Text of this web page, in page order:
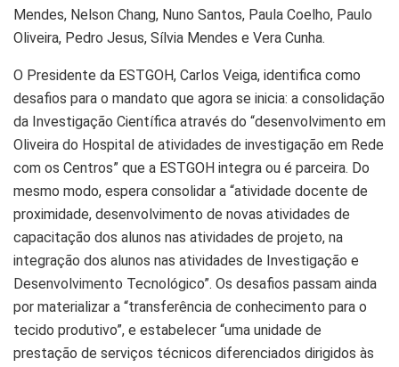
Mendes, Nelson Chang, Nuno Santos, Paula Coelho, Paulo
Oliveira, Pedro Jesus, Sílvia Mendes e Vera Cunha.
O Presidente da ESTGOH, Carlos Veiga, identifica como
desafios para o mandato que agora se inicia: a consolidação
da Investigação Científica através do “desenvolvimento em
Oliveira do Hospital de atividades de investigação em Rede
com os Centros” que a ESTGOH integra ou é parceira. Do
mesmo modo, espera consolidar a “atividade docente de
proximidade, desenvolvimento de novas atividades de
capacitação dos alunos nas atividades de projeto, na
integração dos alunos nas atividades de Investigação e
Desenvolvimento Tecnológico”. Os desafios passam ainda
por materializar a “transferência de conhecimento para o
tecido produtivo”, e estabelecer “uma unidade de
prestação de serviços técnicos diferenciados dirigidos às